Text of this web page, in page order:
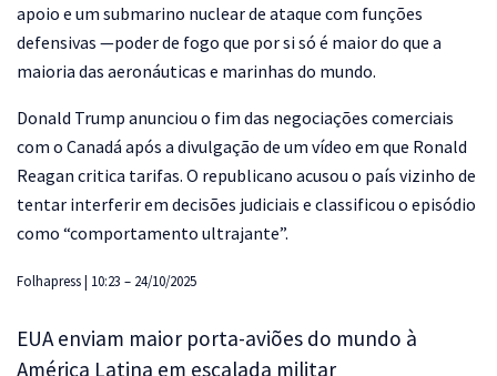
apoio e um submarino nuclear de ataque com funções
defensivas —poder de fogo que por si só é maior do que a
maioria das aeronáuticas e marinhas do mundo.
Donald Trump anunciou o fim das negociações comerciais
com o Canadá após a divulgação de um vídeo em que Ronald
Reagan critica tarifas. O republicano acusou o país vizinho de
tentar interferir em decisões judiciais e classificou o episódio
como “comportamento ultrajante”.
Folhapress | 10:23 – 24/10/2025
EUA enviam maior porta-aviões do mundo à
América Latina em escalada militar